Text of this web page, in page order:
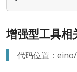
增强型工具相
代码位置：